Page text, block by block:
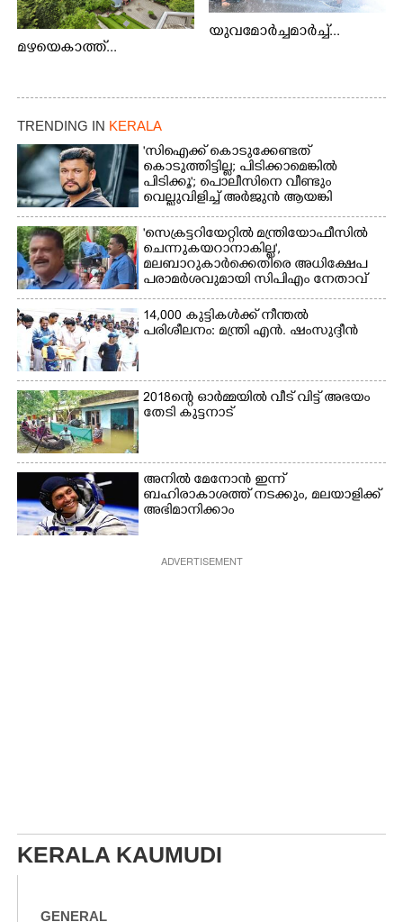
മഴയെകാത്ത്...
യുവമോർച്ചമാർച്ച്...
TRENDING IN KERALA
'സിഐക്ക് കൊടുക്കേണ്ടത്
കൊടുത്തിട്ടില്ല; പിടിക്കാമെങ്കിൽ
പിടിക്കൂ'; പൊലീസിനെ വീണ്ടും
വെല്ലുവിളിച്ച് അർജുൻ ആയങ്കി
'സെക്രട്ടറിയേറ്റിൽ മന്ത്രിയോഫീസിൽ
ചെന്നുകയറാനാകില്ല',
മലബാറുകാർക്കെതിരെ അധിക്ഷേപ
പരാമർശവുമായി സിപിഎം നേതാവ്‌
14,000 കുട്ടികൾക്ക് നീന്തൽ
പരിശീലനം: മന്ത്രി എൻ. ഷംസുദ്ദീൻ
2018ന്റെ ഓർമ്മയിൽ വീട് വിട്ട് അഭയം
തേടി കുട്ടനാട്
അനിൽ മേനോൻ ഇന്ന്
ബഹിരാകാശത്ത് നടക്കും, മലയാളിക്ക്
അഭിമാനിക്കാം
ADVERTISEMENT
KERALA KAUMUDI
GENERAL